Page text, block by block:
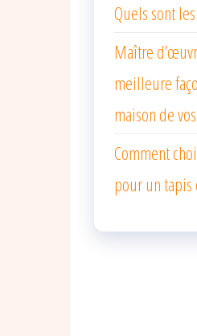
Quels sont
Maître
meilleure
maison de
Comment
pour un